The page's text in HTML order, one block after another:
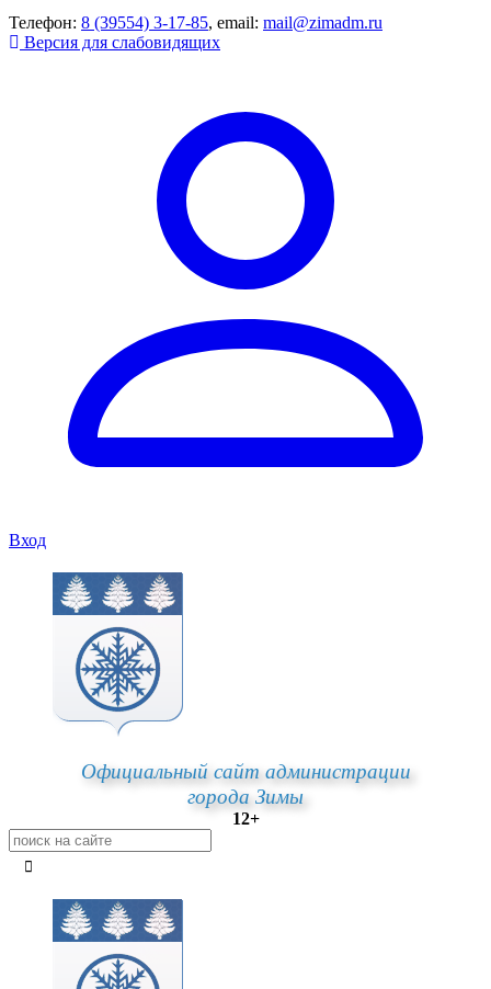
Телефон: 8 (39554) 3-17-85, email: mail@zimadm.ru
Версия для слабовидящих
Вход
Официальный сайт администрации
города Зимы
12+